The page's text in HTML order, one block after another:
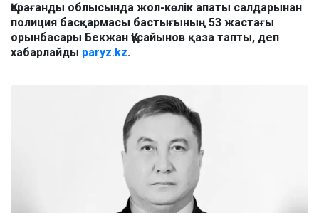
Қарағанды облысында жол-көлік апаты салдарынан
полиция басқармасы бастығының 53 жастағы
орынбасары Бекжан Құсайынов қаза тапты, деп
хабарлайды paryz.kz.